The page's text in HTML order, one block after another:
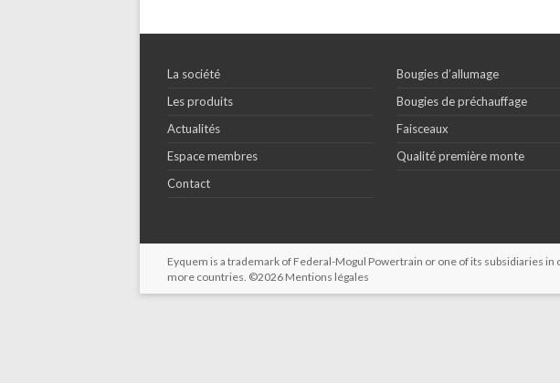
La société
Les produits
Actualités
Espace membres
Contact
Bougies d’allumage
Bougies de préchauffage
Faisceaux
Qualité première monte
Eyquem is a trademark of Federal-Mogul Powertrain or one of its subsidiaries in
more countries. ©2026 Mentions légales